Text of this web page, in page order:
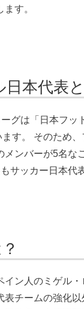
す。
本代表
グは「日本フ
す。 そのため
メンバーが5名
サッカー日本代
イン人のミゲル
表チームの強化